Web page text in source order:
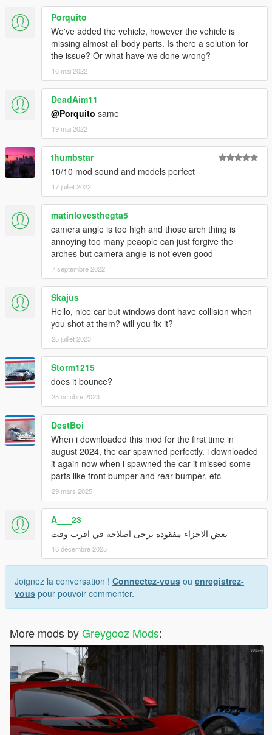
Porquito
We've added the vehicle, however the vehicle is
missing almost all body parts. Is there a solution for
the issue? Or what have we done wrong?
16 mai 2022
DeadAim11
@Porquito same
19 mai 2022
thumbstar
10/10 mod sound and models perfect
17 juillet 2022
matinlovesthegta5
camera angle is too high and those arch thing is
annoying too many peaople can just forgive the
arches but camera angle is not even good
7 septembre 2022
Skajus
Hello, nice car but windows dont have collision when
you shot at them? will you fix it?
25 juillet 2023
Storm1215
does it bounce?
25 octobre 2023
DestBoi
When i downloaded this mod for the first time in
august 2024, the car spawned perfectly. i downloaded
it again now when i spawned the car it missed some
parts like front bumper and rear bumper, etc
29 mars 2025
A___23
بعض الاجزاء مفقودة يرجى اصلاحة في اقرب وقت
18 décembre 2025
Joignez la conversation ! Connectez-vous ou enregistrez-
vous pour pouvoir commenter.
More mods byGreygooz Mods: